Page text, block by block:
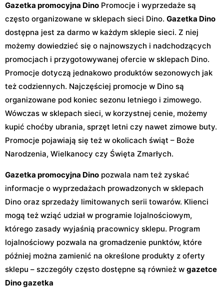
Gazetka promocyjna Dino Promocje i wyprzedaże są
często organizowane w sklepach sieci Dino. Gazetka Dino
dostępna jest za darmo w każdym sklepie sieci. Z niej
możemy dowiedzieć się o najnowszych i nadchodzących
promocjach i przygotowywanej ofercie w sklepach Dino.
Promocje dotyczą jednakowo produktów sezonowych jak
też codziennych. Najczęściej promocje w Dino są
organizowane pod koniec sezonu letniego i zimowego.
Wówczas w sklepach sieci, w korzystnej cenie, możemy
kupić choćby ubrania, sprzęt letni czy nawet zimowe buty.
Promocje pojawiają się też w okolicach świąt – Boże
Narodzenia, Wielkanocy czy Święta Zmarłych.
Gazetka promocyjna Dino pozwala nam też zyskać
informacje o wyprzedażach prowadzonych w sklepach
Dino oraz sprzedaży limitowanych serii towarów. Klienci
mogą też wziąć udział w programie lojalnościowym,
którego zasady wyjaśnią pracownicy sklepu. Program
lojalnościowy pozwala na gromadzenie punktów, które
później można zamienić na określone produkty z oferty
sklepu – szczegóły często dostępne są również w gazetce
Dino gazetka